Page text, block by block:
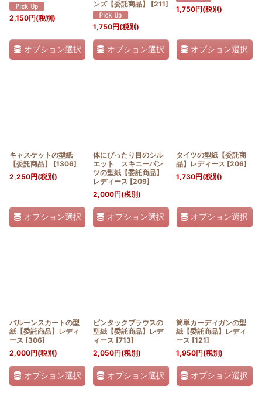
2,150円(税別)
オプション選択
ンズ【委託商品】 [211]
1,750円(税別)
オプション選択
1,750円(税別)
オプション選択
キャスケットの型紙
【委託商品】
[1306]
2,250円(税別)
オプション選択
体にぴったり目のシル
エット スキニーパン
ツの型紙【委託商品】
レディース [209]
2,000円(税別)
オプション選択
タイツの型紙【委託商
品】レディース [206]
1,730円(税別)
オプション選択
バルーンスカートの型
紙【委託商品】レディ
ース [306]
2,000円(税別)
オプション選択
ピンタックブラウスの
型紙【委託商品】レデ
ィース [713]
2,050円(税別)
オプション選択
簡単カーディガンの型
紙【委託商品】レディ
ース [121]
1,950円(税別)
オプション選択